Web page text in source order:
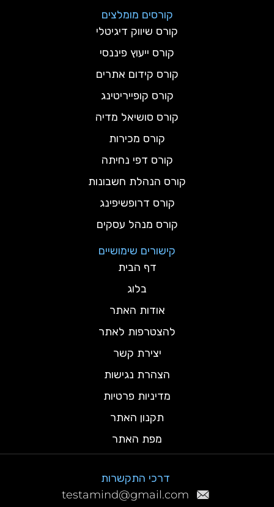
קורסים מומלצים
קורס שיווק דיגיטלי
קורס ייעוץ פיננסי
קורס קידום אתרים
קורס קופייריטינג
קורס סושיאל מדיה
קורס מכירות
קורס דפי נחיתה
קורס הנהלת חשבונות
קורס דרופשיפינג
קורס מנהל עסקים
קישורים שימושיים
דף הבית
בלוג
אודות האתר
להצטרפות לאתר
יצירת קשר
הצהרת נגישות
מדיניות פרטיות
תקנון האתר
מפת האתר
דרכי התקשרות
testamind@gmail.com